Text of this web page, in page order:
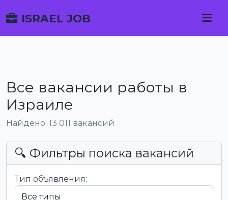
ISRAEL JOB
Все вакансии работы в
Израиле
Найдено: 13 011 вакансий
🔍 Фильтры поиска вакансий
Тип объявления: